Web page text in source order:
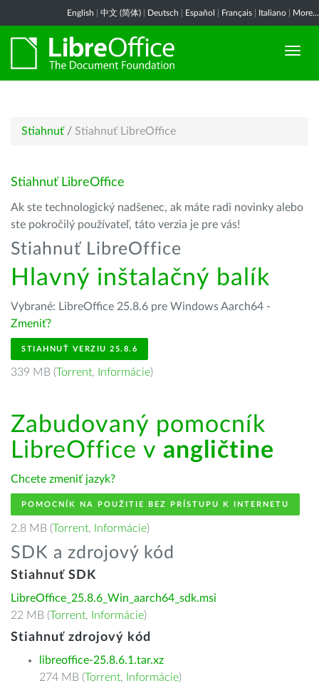
English 中文 (简体) Deutsch Español Français Italiano More...
Stiahnuť / Stiahnuť LibreOffice
Stiahnuť LibreOffice
Ak ste technologický nadšenec, ak máte radi novinky alebo
ste pokročilý používateľ, táto verzia je pre vás!
Stiahnuť LibreOffice
Hlavný inštalačný balík
Vybrané: LibreOffice 25.8.6 pre Windows Aarch64 -
Zmeniť?
STIAHNUŤ VERZIU 25.8.6
339 MB (Torrent, Informácie)
Zabudovaný pomocník
LibreOffice v angličtine
Chcete zmeniť jazyk?
POMOCNÍK NA POUŽITIE BEZ PRÍSTUPU K INTERNETU
2.8 MB (Torrent, Informácie)
SDK a zdrojový kód
Stiahnuť SDK
LibreOffice_25.8.6_Win_aarch64_sdk.msi
22 MB (Torrent, Informácie)
Stiahnuť zdrojový kód
libreoffice-25.8.6.1.tar.xz
274 MB (Torrent, Informácie)